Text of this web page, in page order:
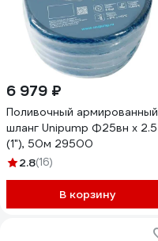
6 979 ₽
Поливочный армированный
шланг Unipump Ф25вн х 2.5
(1"), 50м 29500
2.8(16)
В корзину